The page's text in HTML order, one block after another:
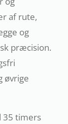
af rute,
og
præcision.
øvrige
35 timers